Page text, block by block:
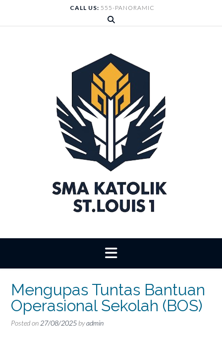
content
CALL US: 555-PANORAMIC
Mengupas Tuntas Bantuan
Operasional Sekolah (BOS)
Posted on 27/08/2025 byadmin